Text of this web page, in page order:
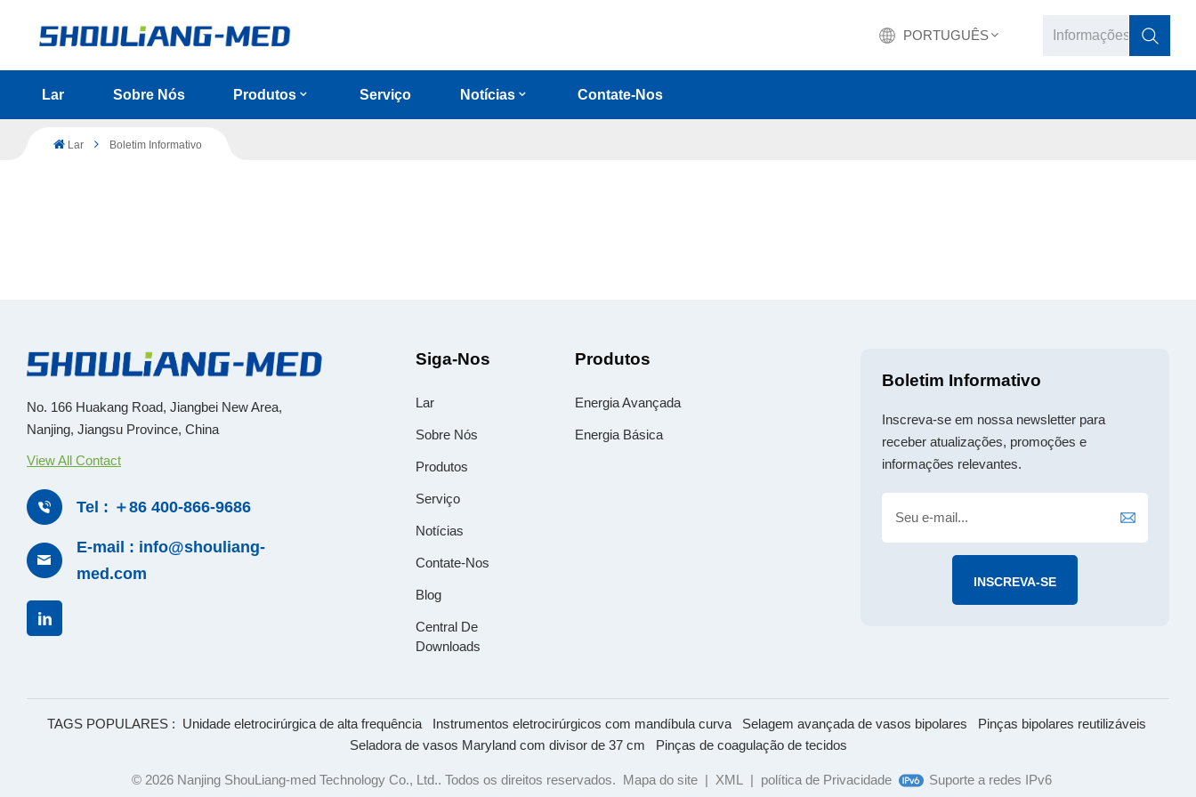
PORTUGUÊS
English
Lar Sobre Nós Produtos Serviço Notícias Contate-Nos
Lar Boletim Informativo
No. 166 Huakang Road, Jiangbei New Area,
Nanjing, Jiangsu Province, China
View All Contact
Tel : ＋86 400-866-9686
E-mail : info@shouliang-
med.com
Siga-Nos
Lar
Sobre Nós
Produtos
Serviço
Notícias
Contate-Nos
Blog
Central De
Downloads
Produtos
Energia Avançada
Energia Básica
Boletim Informativo
Inscreva-se em nossa newsletter para
receber atualizações, promoções e
informações relevantes.
TAGS POPULARES : Unidade eletrocirúrgica de alta frequência Instrumentos eletrocirúrgicos com mandíbula curva Selagem avançada de vasos bipolares
Pinças bipolares reutilizáveis
Seladora de vasos Maryland com divisor de 37 cm
Pinças de coagulação de tecidos
© 2026 Nanjing ShouLiang-med Technology Co., Ltd.. Todos os direitos reservados. Mapa do site | XML | política de Privacidade Suporte a redes IPv6